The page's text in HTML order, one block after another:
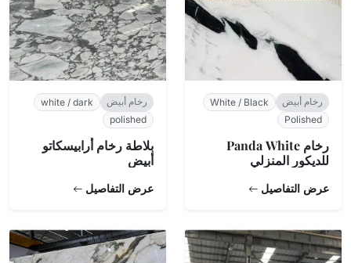
رخام أبيض
White / Black
Polished
رخام Panda White
للديكور المنزلي
عرض التفاصيل
رخام أبيض
white / dark
polished
بلاطة رخام أرابيسكاتو
أبيض
عرض التفاصيل